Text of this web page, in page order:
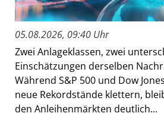
05.08.2026, 09:40 Uhr
Zwei Anlageklassen, zwei
Einschätzungen derselben
Während S&P 500 und Dow
neue Rekordstände klettern,
den Anleihenmärkten deutlich...